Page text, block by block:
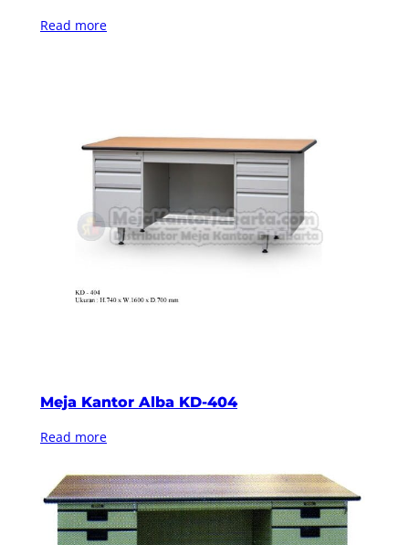
Read more
Meja Kantor Alba KD-404
Read more